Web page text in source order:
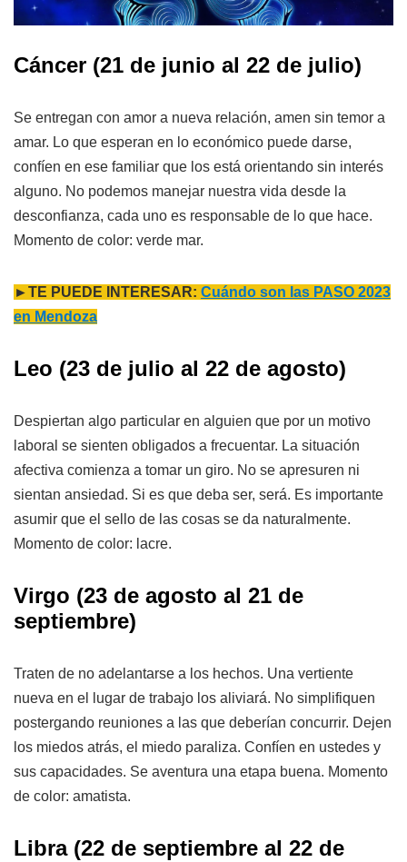
Cáncer (21 de junio al 22 de julio)
Se entregan con amor a nueva relación, amen sin temor a
amar. Lo que esperan en lo económico puede darse,
confíen en ese familiar que los está orientando sin interés
alguno. No podemos manejar nuestra vida desde la
desconfianza, cada uno es responsable de lo que hace.
Momento de color: verde mar.
►TE PUEDE INTERESAR: Cuándo son las PASO 2023
en Mendoza
Leo (23 de julio al 22 de agosto)
Despiertan algo particular en alguien que por un motivo
laboral se sienten obligados a frecuentar. La situación
afectiva comienza a tomar un giro. No se apresuren ni
sientan ansiedad. Si es que deba ser, será. Es importante
asumir que el sello de las cosas se da naturalmente.
Momento de color: lacre.
Virgo (23 de agosto al 21 de
septiembre)
Traten de no adelantarse a los hechos. Una vertiente
nueva en el lugar de trabajo los aliviará. No simplifiquen
postergando reuniones a las que deberían concurrir. Dejen
los miedos atrás, el miedo paraliza. Confíen en ustedes y
sus capacidades. Se aventura una etapa buena. Momento
de color: amatista.
Libra (22 de septiembre al 22 de